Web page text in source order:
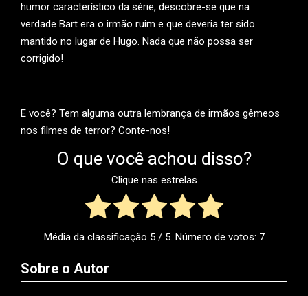
humor característico da série, descobre-se que na
verdade Bart era o irmão ruim e que deveria ter sido
mantido no lugar de Hugo. Nada que não possa ser
corrigido!
E você? Tem alguma outra lembrança de irmãos gêmeos
nos filmes de terror? Conte-nos!
O que você achou disso?
Clique nas estrelas
Média da classificação 5/ 5. Número de votos: 7
Sobre o Autor